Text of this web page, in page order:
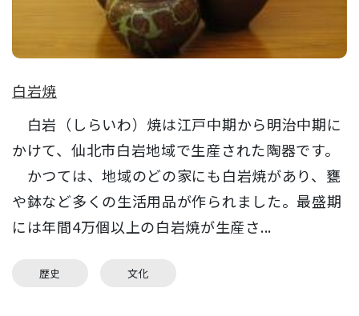
白岩焼
白岩（しらいわ）焼は江戸中期から明治中期に
かけて、仙北市白岩地域で生産された陶器です。
かつては、地域のどの家にも白岩焼があり、甕
や鉢など多くの生活用品が作られました。最盛期
には年間4万個以上の白岩焼が生産さ...
歴史 文化